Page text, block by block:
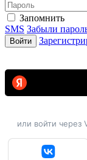
Запомнить
SMS Забыли
Войти
или войти через